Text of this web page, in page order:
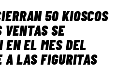
50 KIOSCOS
SE
EN EL MES DEL
A LAS FIGURITAS